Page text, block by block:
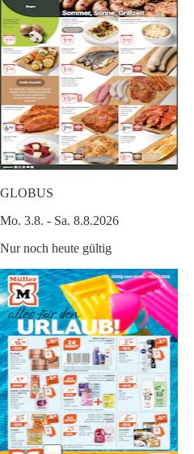
GLOBUS
Mo. 3.8. - Sa. 8.8.2026
Nur noch heute gültig